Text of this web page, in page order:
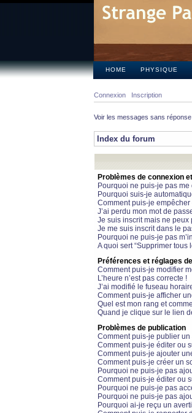
HOME PHYSIQUE
Connexion Inscription
Voir les messages sans réponse
Index du forum
Problèmes de connexion
Pourquoi ne puis-je pas me
Pourquoi suis-je
Comment puis-je
J’ai perdu mon mot de
Je suis inscrit mais ne peux
Je me suis inscrit dans le
Pourquoi ne puis-je pas
A quoi sert “Supprimer tous
Préférences et réglages
Comment puis-je modifier
L’heure n’est pas correcte !
J’ai modifié le fuseau
Comment puis-je afficher
Quel est mon rang et
Quand je clique sur le lien
Problèmes de publication
Comment puis-je publier
Comment puis-je éditer ou
Comment puis-je ajouter
Comment puis-je créer un
Pourquoi ne puis-je pas
Comment puis-je éditer ou
Pourquoi ne puis-je pas
Pourquoi ne puis-je pas
Pourquoi ai-je reçu un